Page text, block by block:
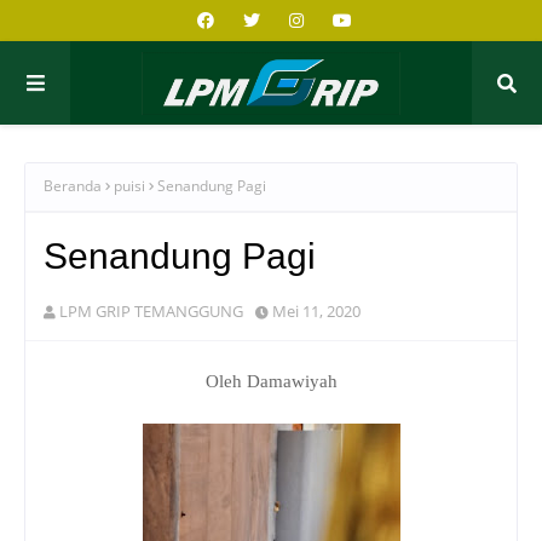
Beranda puisi Senandung Pagi
Senandung Pagi
LPM GRIP TEMANGGUNG Mei 11, 2020
Oleh Damawiyah